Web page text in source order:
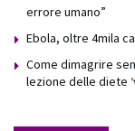
errore umano”
Ebola, oltre 4mila
Come dimagrire
lezione delle diete